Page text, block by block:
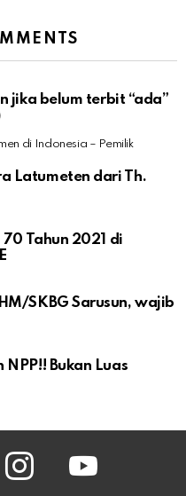
jika belum terbit “ada”
di Indonesia – Pemilik
Latumeten dari Th.
Tahun 2021 di
SKBG Sarusun, wajib
Bukan Luas
instagram youtube